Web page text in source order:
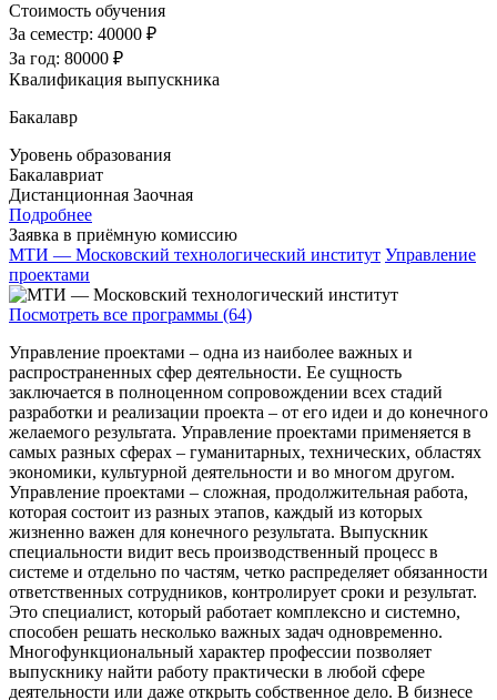
Стоимость обучения
За семестр: 40000 ₽
За год: 80000 ₽
Квалификация выпускника
Бакалавр
Уровень образования
Бакалавриат
Дистанционная Заочная
Подробнее
Заявка в приёмную комиссию
МТИ — Московский технологический институт Управление
проектами
Посмотреть все программы (64)
Управление проектами – одна из наиболее важных и
распространенных сфер деятельности. Ее сущность
заключается в полноценном сопровождении всех стадий
разработки и реализации проекта – от его идеи и до конечного
желаемого результата. Управление проектами применяется в
самых разных сферах – гуманитарных, технических, областях
экономики, культурной деятельности и во многом другом.
Управление проектами – сложная, продолжительная работа,
которая состоит из разных этапов, каждый из которых
жизненно важен для конечного результата. Выпускник
специальности видит весь производственный процесс в
системе и отдельно по частям, четко распределяет обязанности
ответственных сотрудников, контролирует сроки и результат.
Это специалист, который работает комплексно и системно,
способен решать несколько важных задач одновременно.
Многофункциональный характер профессии позволяет
выпускнику найти работу практически в любой сфере
деятельности или даже открыть собственное дело. В бизнесе